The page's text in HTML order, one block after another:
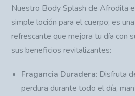
Nuestro Body Splash de Afrodita
simple loción para el cuerpo; es
refrescante que mejora tu día con
sus beneficios revitalizantes:
Fragancia Duradera: Disfruta
perdura durante todo el día,